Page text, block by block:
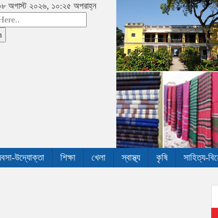
অগাস্ট ২০২৬, ১০:২৫ অপরাহ্ন
উদ্যোক্তা শিক্ষা খেলা স্বাস্থ্য কৃষি সাহিত্য-